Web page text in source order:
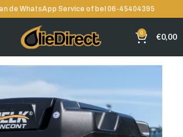
de WhatsApp Service of bel 06-45404395
0 €0,00